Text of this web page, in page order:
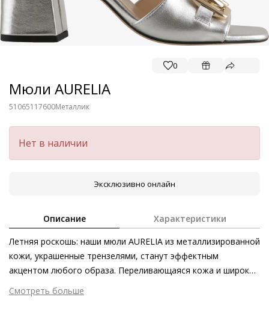
0
Мюли AURELIA
51065117600Металлик
Нет в наличии
Эксклюзивно онлайн
Описание Характеристики
Летняя роскошь: наши мюли AURELIA из металлизированной
кожи, украшенные трензелями, станут эффектным
акцентом любого образа. Переливающаяся кожа и широкие
блочные каблуки подчёркивают стиль ретро.
Непринуждённое изящество и высокий уровень комфорта
Смотреть больше